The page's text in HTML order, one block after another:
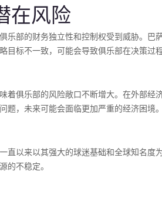
在风险
乐部的财务独立性和控制权受到威胁。
目标不一致，可能会导致俱乐部在决策过
着俱乐部的风险敞口不断增大。在外部
，未来可能会面临更加严重的经济困境。
直以来以其强大的球迷基础和全球知名
的不稳定。